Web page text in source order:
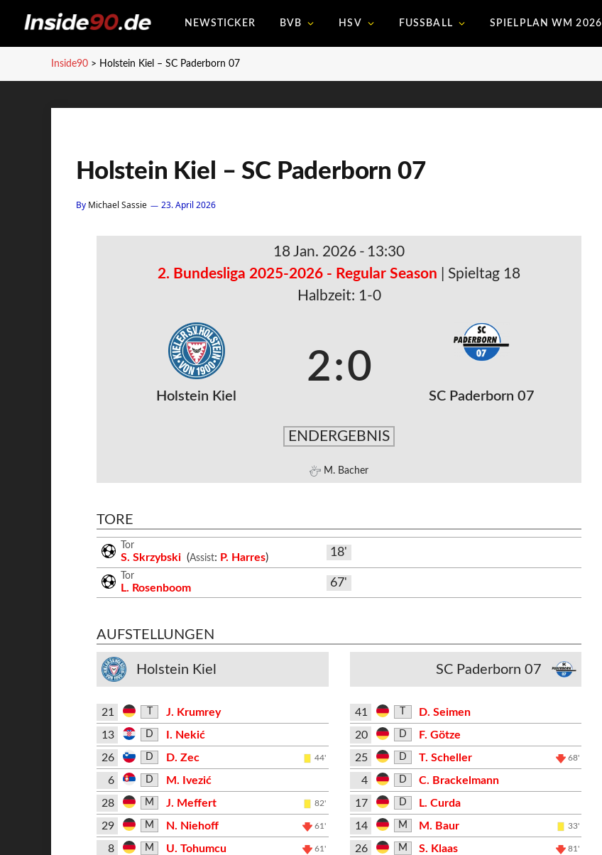
NEWSTICKER BVB HSV FUSSBALL SPIELPLAN WM 2026
Inside90 > Holstein Kiel – SC Paderborn 07
Holstein Kiel – SC Paderborn 07
By Michael Sassie 23. April 2026
18 Jan. 2026 - 13:30
2. Bundesliga 2025-2026 - Regular Season
| Spieltag 18
Halbzeit: 1-0
Holstein Kiel
2:0
SC Paderborn 07
ENDERGEBNIS
M. Bacher
TORE
Tor
S. Skrzybski (Assist: P. Harres) 18'
Tor
L. Rosenboom 67'
AUFSTELLUNGEN
Holstein Kiel
21
J. Krumrey
13
D
I. Nekić
26
D D. Zec 44'
6 D
M. Ivezić
28
M J. Meffert 82'
29 M N. Niehoff 61'
8 M U. Tohumcu 61'
SC Paderborn 07
41
D. Seimen
20
D
F. Götze
25
D T. Scheller 68'
4 D
C. Brackelmann
17
D
L. Curda
14
M M. Baur 33'
26 M S. Klaas 81'